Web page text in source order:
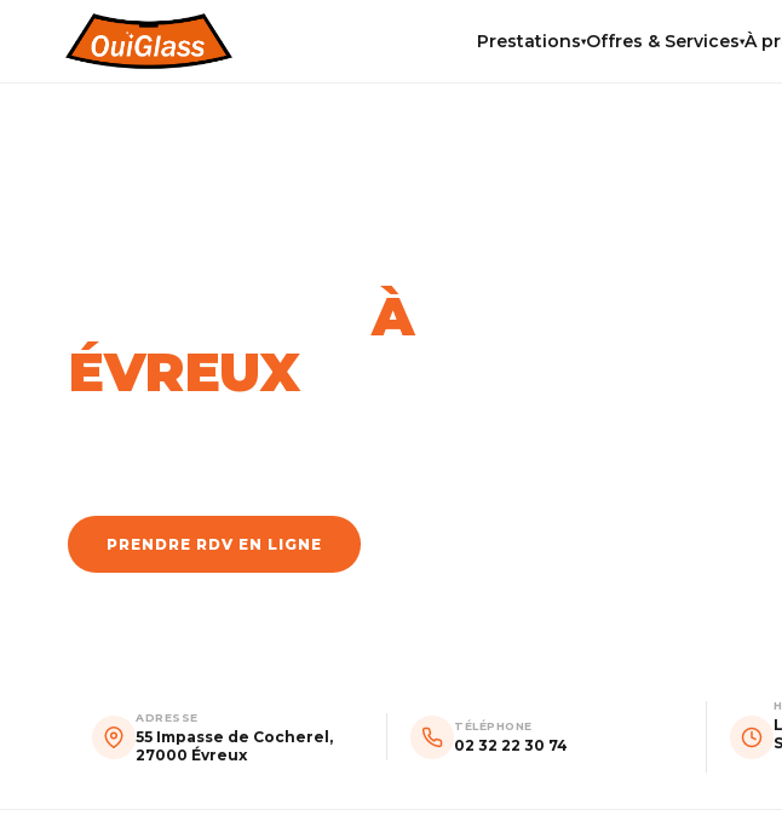
Prestations▾Offres & Services▾À
OUIGLASSÀ
ÉVREUX
PRENDRE RDV EN LIGNE
ADRESSE
55 Impasse de Cocherel,
27000 Évreux
TÉLÉPHONE
02 32 22 30 74